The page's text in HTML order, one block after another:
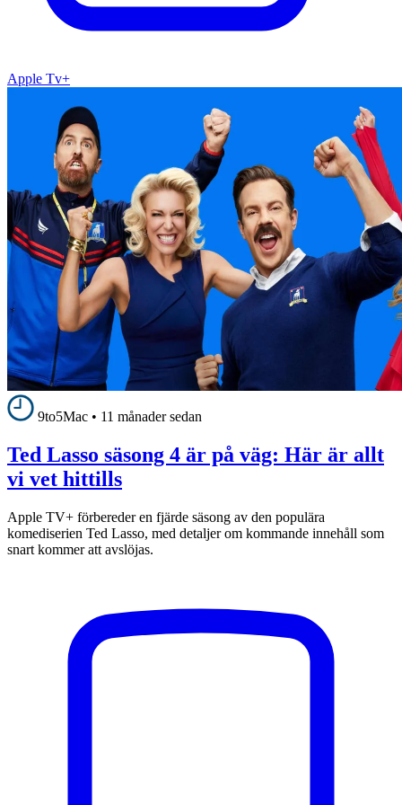
Apple Tv+
9to5Mac • 11 månader sedan
Ted Lasso säsong 4 är på väg: Här är allt
vi vet hittills
Apple TV+ förbereder en fjärde säsong av den populära
komediserien Ted Lasso, med detaljer om kommande innehåll som
snart kommer att avslöjas.